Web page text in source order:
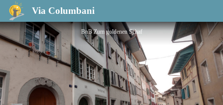
Via Columbani
BnB Zum goldenen Schaf
BnB Zum goldenen Schaf